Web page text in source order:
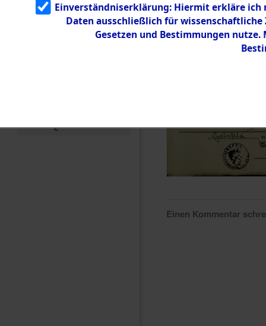
g
5.3.3
Todesmärsch
e
Einen Kommentar
Einverständniserklärung: Hiermit erkläre ich
Daten ausschließlich für
Gesetzen und Bestimmungen